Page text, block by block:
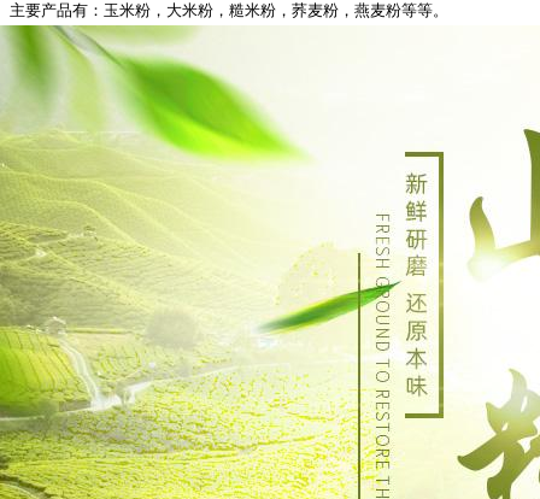
主要产品有：玉米粉，大米粉，糙米粉，荞麦粉，燕麦粉等等。